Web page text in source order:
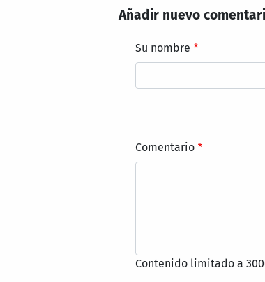
Añadir nuevo
Su nombre
Comentario
Contenido limitado a